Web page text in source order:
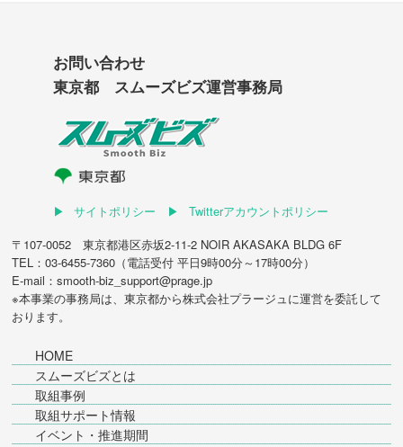
お問い合わせ
東京都 スムーズビズ運営事務局
サイトポリシー
Twitterアカウントポリシー
〒107-0052 東京都港区赤坂2-11-2 NOIR AKASAKA BLDG 6F
TEL：03-6455-7360（電話受付 平日9時00分～17時00分）
E-mail：smooth-biz_support@prage.jp
※本事業の事務局は、東京都から株式会社プラージュに運営を委託して
おります。
HOME
スムーズビズとは
取組事例
取組サポート情報
イベント・推進期間